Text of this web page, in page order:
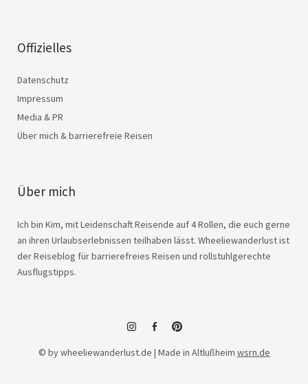
Offizielles
Datenschutz
Impressum
Media & PR
Über mich & barrierefreie Reisen
Über mich
Ich bin Kim, mit Leidenschaft Reisende auf 4 Rollen, die euch gerne
an ihren Urlaubserlebnissen teilhaben lässt. Wheeliewanderlust ist
der Reiseblog für barrierefreies Reisen und rollstuhlgerechte
Ausflugstipps.
instagramfacebook
© by wheeliewanderlust.de | Made in Altlußheim wsrn.de